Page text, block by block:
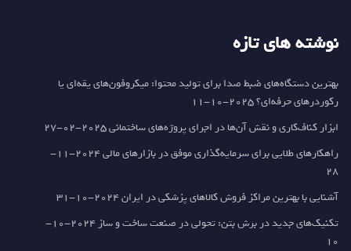
نوشته های تازه
بهترین دستگاه‌های ضبط صدا برای تولید محتوا: میکروفون‌های یقه‌ای یا
رکوردرهای حرفه‌ای؟2025-10-11
ابزار کناف‌کاری و نقش آن‌ها در اجرای پروژه‌های ساختمانی2025-02-27
راهکارهای طلایی برای سرمایه‌گذاری موفق در بازارهای مالی
2024-11-
28
آشنایی با بهترین مراکز فروش کالاهای پزشکی در ایران 2024-10-31
تکنیک‌های جدید در برش بتن: تحولی در صنعت ساخت و ساز
2024-10-
10